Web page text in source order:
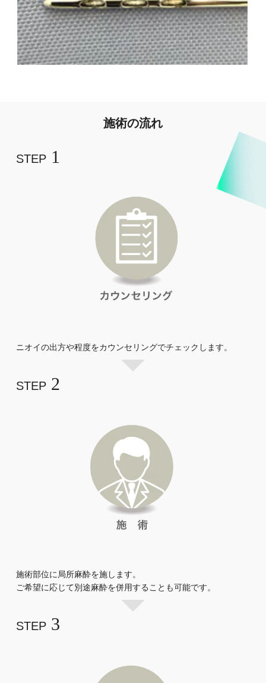
施術の流れ
STEP1
ニオイの出方や程度をカウンセリングでチェックします。
STEP2
施術部位に局所麻酔を施します。
ご希望に応じて別途麻酔を併用することも可能です。
STEP3